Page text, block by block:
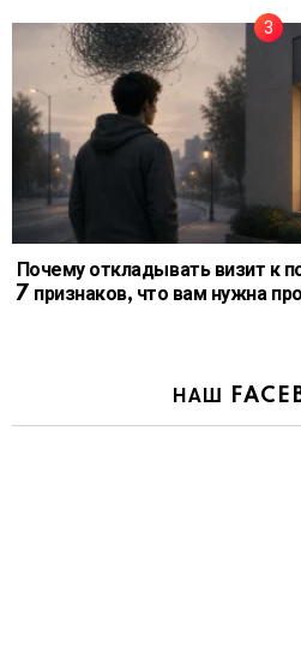
Почему откладывать визит к
7 признаков, что вам нужна
НАШ